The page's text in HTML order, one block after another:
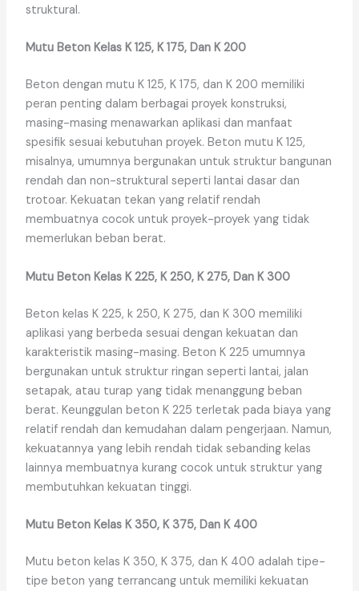
struktural.
Mutu Beton Kelas K 125, K 175, Dan K 200
Beton dengan mutu K 125, K 175, dan K 200 memiliki
peran penting dalam berbagai proyek konstruksi,
masing-masing menawarkan aplikasi dan manfaat
spesifik sesuai kebutuhan proyek. Beton mutu K 125,
misalnya, umumnya bergunakan untuk struktur bangunan
rendah dan non-struktural seperti lantai dasar dan
trotoar. Kekuatan tekan yang relatif rendah
membuatnya cocok untuk proyek-proyek yang tidak
memerlukan beban berat.
Mutu Beton Kelas K 225, K 250, K 275, Dan K 300
Beton kelas K 225, k 250, K 275, dan K 300 memiliki
aplikasi yang berbeda sesuai dengan kekuatan dan
karakteristik masing-masing. Beton K 225 umumnya
bergunakan untuk struktur ringan seperti lantai, jalan
setapak, atau turap yang tidak menanggung beban
berat. Keunggulan beton K 225 terletak pada biaya yang
relatif rendah dan kemudahan dalam pengerjaan. Namun,
kekuatannya yang lebih rendah tidak sebanding kelas
lainnya membuatnya kurang cocok untuk struktur yang
membutuhkan kekuatan tinggi.
Mutu Beton Kelas K 350, K 375, Dan K 400
Mutu beton kelas K 350, K 375, dan K 400 adalah tipe-
tipe beton yang terrancang untuk memiliki kekuatan